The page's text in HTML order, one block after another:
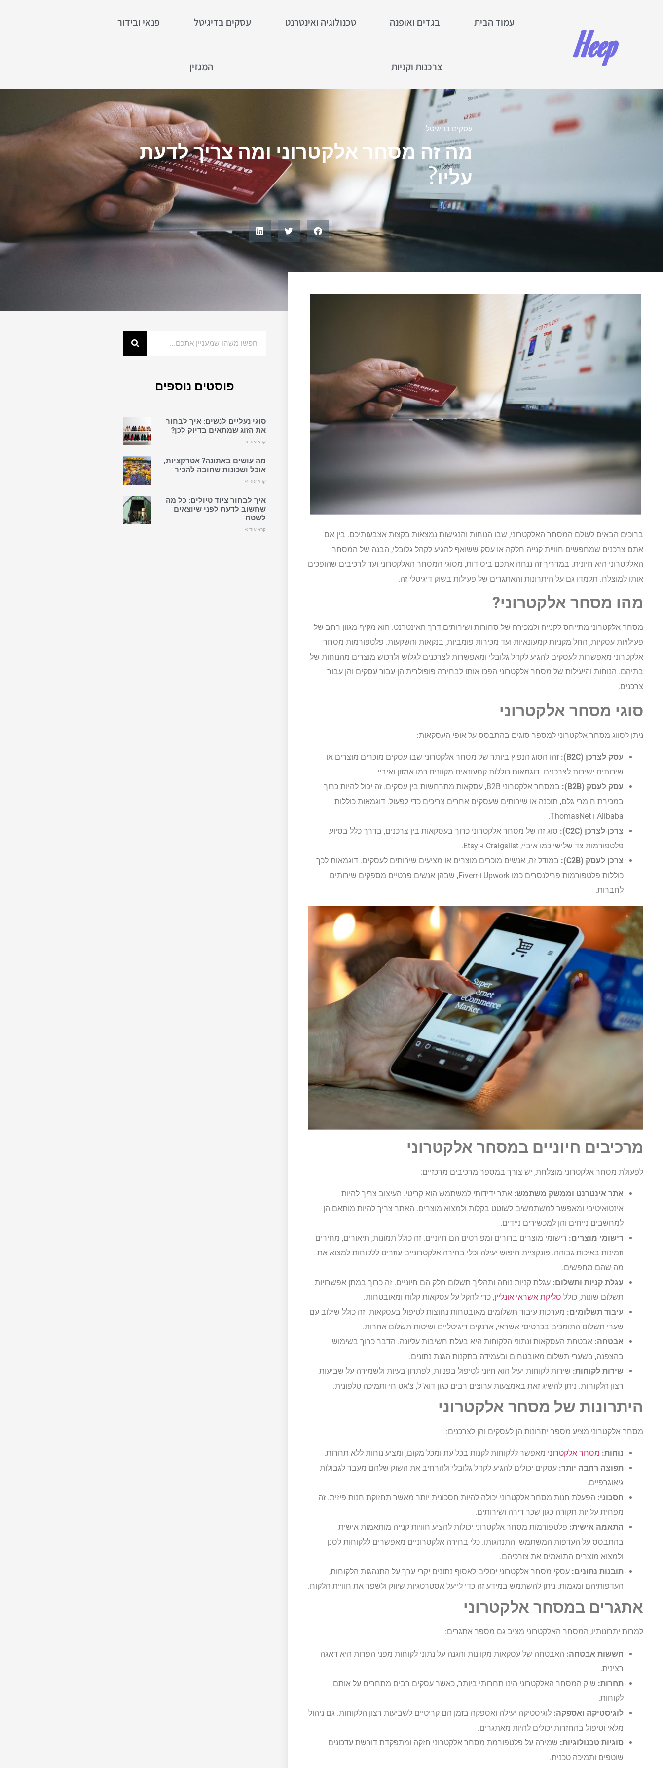
Heep עמוד הבית בגדים ואופנה טכנולוגיה ואינטרנט עסקים בדיגיטל פנאי ובידור
צרכנות וקניות המגזין
עסקים בדיגיטל
מה זה מסחר אלקטרוני ומה צריך לדעת
עליו?
ברוכים הבאים לעולם המסחר האלקטרוני, שבו הנוחות והנגישות נמצאות בקצות אצבעותיכם. בין אם
אתם צרכנים שמחפשים חוויית קנייה חלקה או עסק ששואף להגיע לקהל גלובלי, הבנה של המסחר
האלקטרוני היא חיונית. במדריך זה ננחה אתכם ביסודות, מסוגי המסחר האלקטרוני ועד לרכיבים שהופכים
אותו למוצלח. תלמדו גם על היתרונות והאתגרים של פעילות בשוק דיגיטלי זה.
מהו מסחר אלקטרוני?
מסחר אלקטרוני מתייחס לקנייה ולמכירה של סחורות ושירותים דרך האינטרנט. הוא מקיף מגוון רחב של
פעילויות עסקיות, החל מקניות קמעונאיות ועד מכירות פומביות, בנקאות והשקעות. פלטפורמות מסחר
אלקטרוני מאפשרות לעסקים להגיע לקהל גלובלי ומאפשרות לצרכנים לגלוש ולרכוש מוצרים מהנוחות של
בתיהם. הנוחות והיעילות של מסחר אלקטרוני הפכו אותו לבחירה פופולרית הן עבור עסקים והן עבור
צרכנים.
סוגי מסחר אלקטרוני
ניתן לסווג מסחר אלקטרוני למספר סוגים בהתבסס על אופי העסקאות:
עסק לצרכן (B2C):
זהו הסוג הנפוץ ביותר של מסחר אלקטרוני שבו עסקים מוכרים מוצרים או
שירותים ישירות לצרכנים. דוגמאות כוללות קמעונאים מקוונים כמו אמזון ואיביי.
עסק לעסק (B2B):
במסחר אלקטרוני B2B, עסקאות מתרחשות בין עסקים. זה יכול להיות כרוך
במכירת חומרי גלם, תוכנה או שירותים שעסקים אחרים צריכים כדי לפעול. דוגמאות כוללות
Alibaba ו ThomasNet.
צרכן לצרכן (C2C):
סוג זה של מסחר אלקטרוני כרוך בעסקאות בין צרכנים, בדרך כלל בסיוע
פלטפורמות צד שלישי כמו איביי, Craigslist ו- Etsy.
צרכן לעסק (C2B):
במודל זה, אנשים מוכרים מוצרים או מציעים שירותים לעסקים. דוגמאות לכך
כוללות פלטפורמות פרילנסרים כמו Upwork ו-Fiverr, שבהן אנשים פרטיים מספקים שירותים
לחברות.
מרכיבים חיוניים במסחר אלקטרוני
לפעולת מסחר אלקטרוני מוצלחת, יש צורך במספר מרכיבים מרכזיים:
אתר אינטרנט וממשק משתמש: אתר ידידותי למשתמש הוא קריטי. העיצוב צריך להיות
אינטואיטיבי ומאפשר למשתמשים לשוטט בקלות ולמצוא מוצרים. האתר צריך להיות מותאם הן
למחשבים נייחים והן למכשירים ניידים.
רישומי מוצרים: רישומי מוצרים ברורים ומפורטים הם חיוניים. זה כולל תמונות, תיאורים, מחירים
וזמינות באיכות גבוהה. פונקציית חיפוש יעילה וכלי בחירה אלקטרוניים עוזרים ללקוחות למצוא את
מה שהם מחפשים.
עגלת קניות ותשלום: עגלת קניות נוחה ותהליך תשלום חלק הם חיוניים. זה כרוך במתן אפשרויות
תשלום שונות, כולל סליקת אשראי אונליין, כדי להקל על עסקאות קלות ומאובטחות.
עיבוד תשלומים: מערכות עיבוד תשלומים מאובטחות נחוצות לטיפול בעסקאות. זה כולל שילוב עם
שערי תשלום התומכים בכרטיסי אשראי, ארנקים דיגיטליים ושיטות תשלום אחרות.
אבטחה: אבטחת העסקאות ונתוני הלקוחות היא בעלת חשיבות עליונה. הדבר כרוך בשימוש
בהצפנה, בשערי תשלום מאובטחים ובעמידה בתקנות הגנת נתונים.
שירות לקוחות: שירות לקוחות יעיל הוא חיוני לטיפול בפניות, לפתרון בעיות ולשמירה על שביעות
רצון הלקוחות. ניתן להשיג זאת באמצעות ערוצים רבים כגון דוא"ל, צ'אט חי ותמיכה טלפונית.
היתרונות של מסחר אלקטרוני
מסחר אלקטרוני מציע מספר יתרונות הן לעסקים והן לצרכנים:
נוחות: מסחר אלקטרוני מאפשר ללקוחות לקנות בכל עת ומכל מקום, ומציע נוחות ללא תחרות.
תפוצה רחבה יותר: עסקים יכולים להגיע לקהל גלובלי ולהרחיב את השוק שלהם מעבר לגבולות
גיאוגרפיים.
חסכוני: הפעלת חנות מסחר אלקטרוני יכולה להיות חסכונית יותר מאשר תחזוקת חנות פיזית. זה
מפחית עלויות תקורה כגון שכר דירה ושירותים.
התאמה אישית: פלטפורמות מסחר אלקטרוני יכולות להציע חוויות קנייה מותאמות אישית
בהתבסס על העדפות המשתמש והתנהגותו. כלי בחירה אלקטרוניים מאפשרים ללקוחות לסנן
ולמצוא מוצרים התואמים את צורכיהם.
תובנות נתונים: עסקי מסחר אלקטרוני יכולים לאסוף נתונים יקרי ערך על התנהגות הלקוחות,
העדפותיהם ומגמות. ניתן להשתמש במידע זה כדי לייעל אסטרטגיות שיווק ולשפר את חוויית הלקוח.
אתגרים במסחר אלקטרוני
למרות יתרונותיו, המסחר האלקטרוני מציב גם מספר אתגרים:
חששות אבטחה: האבטחה של עסקאות מקוונות והגנה על נתוני לקוחות מפני הפרות היא דאגה
רצינית.
תחרות: שוק המסחר האלקטרוני הינו תחרותי ביותר, כאשר עסקים רבים מתחרים על אותם
לקוחות.
לוגיסטיקה ואספקה: לוגיסטיקה יעילה ואספקה בזמן הם קריטיים לשביעות רצון הלקוחות. גם ניהול
מלאי וטיפול בהחזרות יכולים להיות מאתגרים.
סוגיות טכנולוגיות: שמירה על פלטפורמת מסחר אלקטרוני חזקה ומתפקדת דורשת עדכונים
שוטפים ותמיכה טכנית.
פוסטים נוספים
סוגי נעליים לנשים: איך לבחור
את הזוג שמתאים בדיוק לכן?
קרא עוד »
מה עושים באתונה? אטרקציות,
אוכל ושכונות שחובה להכיר
קרא עוד »
איך לבחור ציוד טיולים: כל מה
שחשוב לדעת לפני שיוצאים
לשטח
קרא עוד »